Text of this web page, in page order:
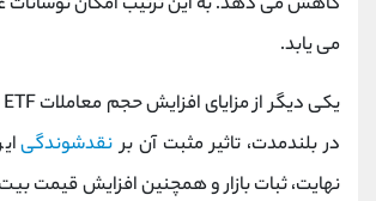
می یابد.
در بلندمدت، تاثیر مثبت آن برنقدشوندگی
نهایت، ثبات بازار و همچنین افزایش قیمت